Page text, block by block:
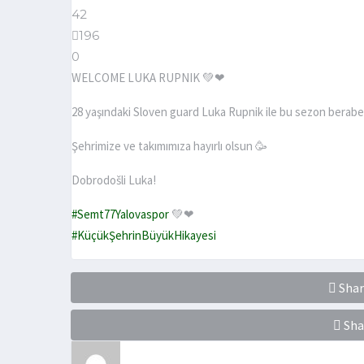
42
196
0
WELCOME LUKA RUPNIK 💚❤
28 yaşındaki Sloven guard Luka Rupnik ile bu sezon
Şehrimize ve takımımıza hayırlı olsun 🥳
Dobrodošli Luka!
#Semt77Yalovaspor 💚❤
#KüçükŞehrinBüyükHikayesi